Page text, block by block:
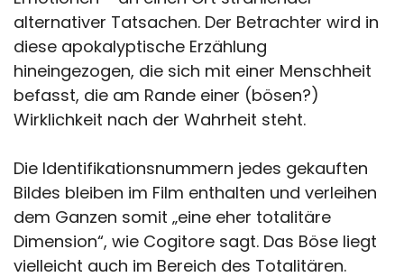
alternativer Tatsachen. Der Betrachter wird in
diese apokalyptische Erzählung
hineingezogen, die sich mit einer Menschheit
befasst, die am Rande einer (bösen?)
Wirklichkeit nach der Wahrheit steht.
Die Identifikationsnummern jedes gekauften
Bildes bleiben im Film enthalten und verleihen
dem Ganzen somit „eine eher totalitäre
Dimension“, wie Cogitore sagt. Das Böse liegt
vielleicht auch im Bereich des Totalitären.